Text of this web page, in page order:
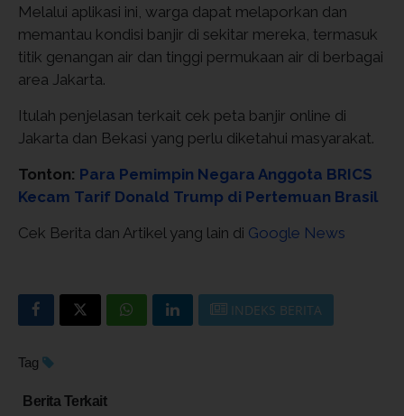
Melalui aplikasi ini, warga dapat melaporkan dan
memantau kondisi banjir di sekitar mereka, termasuk
titik genangan air dan tinggi permukaan air di berbagai
area Jakarta.
Itulah penjelasan terkait cek peta banjir online di
Jakarta dan Bekasi yang perlu diketahui masyarakat.
Tonton: Para Pemimpin Negara Anggota BRICS
Kecam Tarif Donald Trump di Pertemuan Brasil
Cek Berita dan Artikel yang lain di Google News
INDEKS BERITA
Tag
Berita Terkait